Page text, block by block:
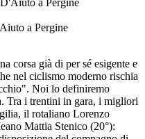
a Pergine
corsa già di per sé esigente e
nel ciclismo moderno rischia
Noi lo definiremo
Tra i trentini in gara, i migliori
il rotaliano Lorenzo
Mattia Stenico (20°):